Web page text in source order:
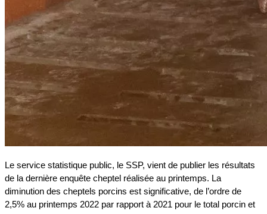
Le service statistique public, le SSP, vient de publier les résultats
de la dernière enquête cheptel réalisée au printemps. La
diminution des cheptels porcins est significative, de l’ordre de
2,5% au printemps 2022 par rapport à 2021 pour le total porcin et